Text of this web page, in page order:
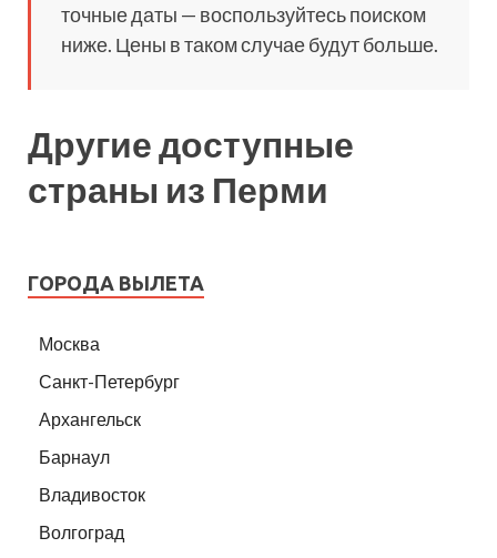
точные даты — воспользуйтесь поиском
ниже. Цены в таком случае будут больше.
Другие доступные
страны из Перми
ГОРОДА ВЫЛЕТА
Москва
Санкт-Петербург
Архангельск
Барнаул
Владивосток
Волгоград